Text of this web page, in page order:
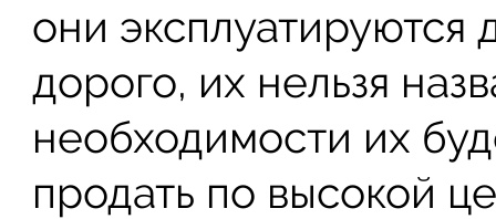
они эксплуатируются
дорого, их нельзя
необходимости их
продать по высокой